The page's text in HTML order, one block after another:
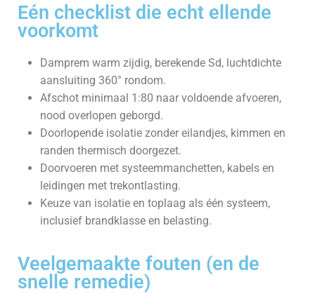
Eén checklist die echt ellende
voorkomt
Damprem warm zijdig, berekende Sd, luchtdichte
aansluiting 360° rondom.
Afschot minimaal 1:80 naar voldoende afvoeren,
nood overlopen geborgd.
Doorlopende isolatie zonder eilandjes, kimmen en
randen thermisch doorgezet.
Doorvoeren met systeemmanchetten, kabels en
leidingen met trekontlasting.
Keuze van isolatie en toplaag als één systeem,
inclusief brandklasse en belasting.
Veelgemaakte fouten (en de
snelle remedie)